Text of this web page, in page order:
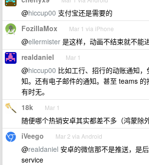
@hiccup00 支付宝还是需要的
FozillaMox Mar 1 via iPhone
@ellermister 是这样，动画不结束就不能
realdaniel Mar 1
@hiccup00 比如工行、招行的动账通知
知。还有电子邮件的通知。甚至 teams
有时无。
18k Mar 1
随便哪个热销安卓其实都差不多（鸿蒙除外
iVeego Mar 2 via Android
@realdaniel 安卓的微信那不是推送，是
service